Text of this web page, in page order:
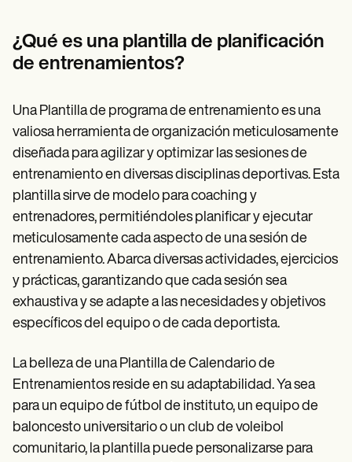
Demos
Training Hub
Webinars
Pricing
Why Carepatron?
Get started
¿Qué es una plantilla de planificación
de entrenamientos?
Una Plantilla de programa de entrenamiento es una
valiosa herramienta de organización meticulosamente
diseñada para agilizar y optimizar las sesiones de
entrenamiento en diversas disciplinas deportivas. Esta
plantilla sirve de modelo para coaching y
entrenadores, permitiéndoles planificar y ejecutar
meticulosamente cada aspecto de una sesión de
entrenamiento. Abarca diversas actividades, ejercicios
y prácticas, garantizando que cada sesión sea
exhaustiva y se adapte a las necesidades y objetivos
específicos del equipo o de cada deportista.
La belleza de una Plantilla de Calendario de
Entrenamientos reside en su adaptabilidad. Ya sea
para un equipo de fútbol de instituto, un equipo de
baloncesto universitario o un club de voleibol
comunitario, la plantilla puede personalizarse para